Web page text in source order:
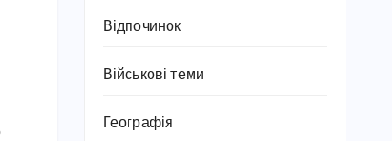
Відпочинок
Військові теми
Географія